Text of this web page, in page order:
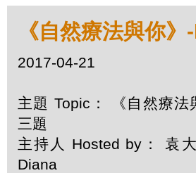
《自然療法與你
2017-04-21
主題 Topic： 《自然療法
三題
主持人 Hosted by： 袁
Diana